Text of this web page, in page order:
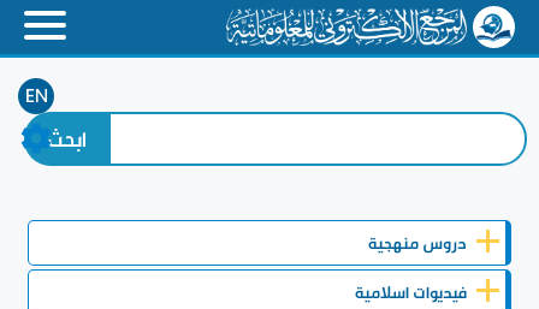
EN
دروس منهجية
فيديوات اسلامية